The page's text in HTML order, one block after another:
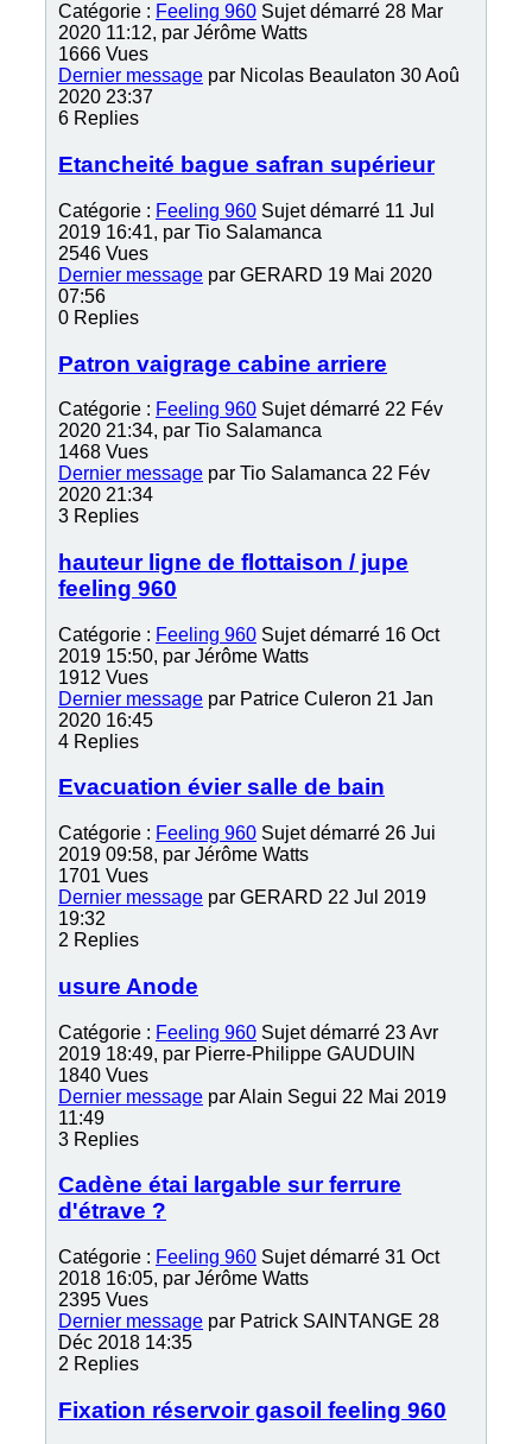
Catégorie : Feeling 960 Sujet démarré 28 Mar
2020 11:12, par Jérôme Watts
1666 Vues
Dernier message par Nicolas Beaulaton 30 Aoû
2020 23:37
6 Replies
Etancheité bague safran supérieur
Catégorie : Feeling 960 Sujet démarré 11 Jul
2019 16:41, par Tio Salamanca
2546 Vues
Dernier message par GERARD 19 Mai 2020
07:56
0 Replies
Patron vaigrage cabine arriere
Catégorie : Feeling 960 Sujet démarré 22 Fév
2020 21:34, par Tio Salamanca
1468 Vues
Dernier message par Tio Salamanca 22 Fév
2020 21:34
3 Replies
hauteur ligne de flottaison / jupe
feeling 960
Catégorie : Feeling 960 Sujet démarré 16 Oct
2019 15:50, par Jérôme Watts
1912 Vues
Dernier message par Patrice Culeron 21 Jan
2020 16:45
4 Replies
Evacuation évier salle de bain
Catégorie : Feeling 960 Sujet démarré 26 Jui
2019 09:58, par Jérôme Watts
1701 Vues
Dernier message par GERARD 22 Jul 2019
19:32
2 Replies
usure Anode
Catégorie : Feeling 960 Sujet démarré 23 Avr
2019 18:49, par Pierre-Philippe GAUDUIN
1840 Vues
Dernier message parAlain Segui 22 Mai 2019
11:49
3 Replies
Cadène étai largable sur ferrure
d'étrave ?
Catégorie : Feeling 960 Sujet démarré 31 Oct
2018 16:05, par Jérôme Watts
2395 Vues
Dernier message par Patrick SAINTANGE 28
Déc 2018 14:35
2 Replies
Fixation réservoir gasoil feeling 960